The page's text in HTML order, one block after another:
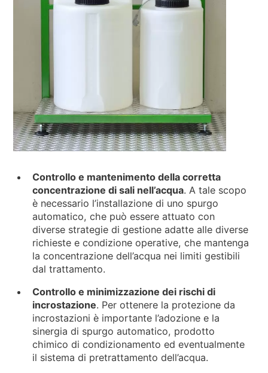
Controllo e mantenimento della corretta
concentrazione di sali nell’acqua. A tale scopo
è necessario l’installazione di uno spurgo
automatico, che può essere attuato con
diverse strategie di gestione adatte alle diverse
richieste e condizione operative, che mantenga
la concentrazione dell’acqua nei limiti gestibili
dal trattamento.
Controllo e minimizzazione dei rischi di
incrostazione. Per ottenere la protezione da
incrostazioni è importante l’adozione e la
sinergia di spurgo automatico, prodotto
chimico di condizionamento ed eventualmente
il sistema di pretrattamento dell’acqua.